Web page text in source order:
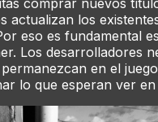
comprar nuevos
actualizan los
eso es fundamental
Los desarrolladores
en el
lo que esperan ver en